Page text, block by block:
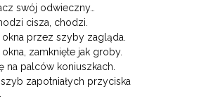
swój odwieczny…
cisza, chodzi.
przez szyby zagląda.
zamknięte jak groby.
na palców koniuszkach.
zapotniałych przyciska